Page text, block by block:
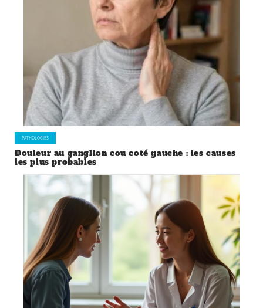
PATHOLOGIES
Douleur au ganglion cou coté gauche : les causes
les plus probables